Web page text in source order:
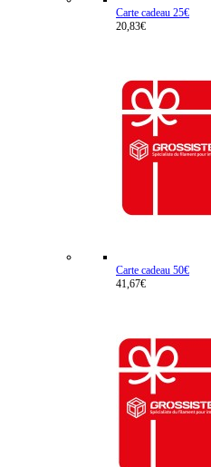
Carte cadeau 25€
20,83€
Carte cadeau 50€
41,67€